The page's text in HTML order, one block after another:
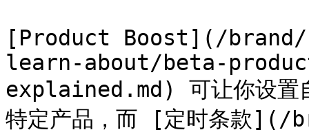
[Product Boost](/
learn-about/beta-
explained.md) 可让你设置
特定产品，而 [定时条款